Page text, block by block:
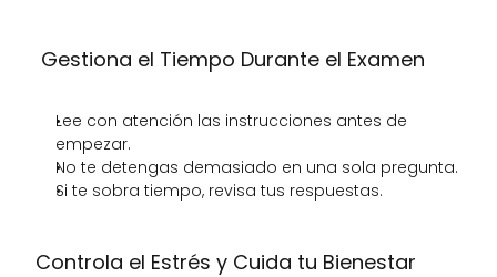
Gestiona el Tiempo Durante el Examen
Lee con atención las instrucciones antes de
empezar.
No te detengas demasiado en una sola pregunta.
Si te sobra tiempo, revisa tus respuestas.
Controla el Estrés y Cuida tu Bienestar